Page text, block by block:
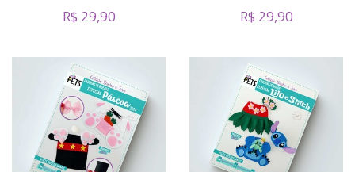
R$ 29,90 R$ 29,90